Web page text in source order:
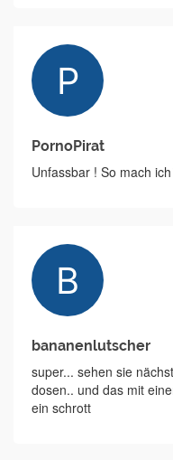
PornoPirat
Unfassbar ! So mach
bananenlutscher
super... sehen sie
dosen.. und das mit
ein schrott